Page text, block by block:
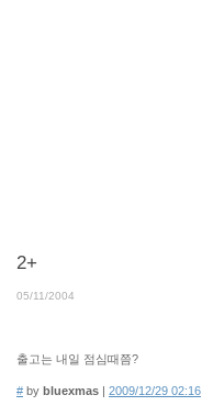
2+
05/11/2004
출고는 내일 점심때쯤?
# by bluexmas 2009/12/29 02:16